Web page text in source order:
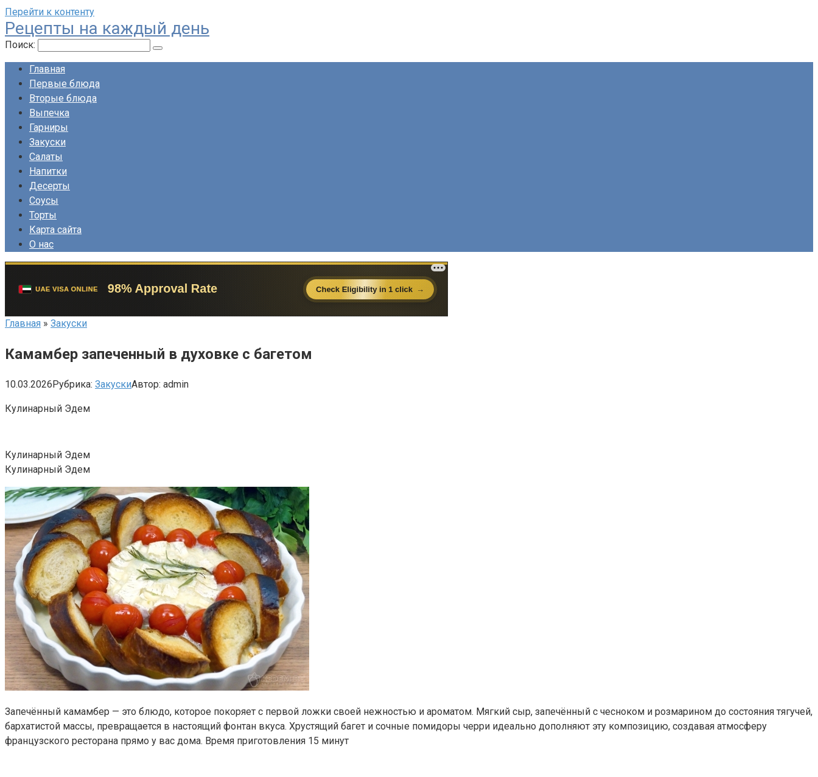
Перейти к контенту
Рецепты на каждый день
Поиск:
Главная
Первые блюда
Вторые блюда
Выпечка
Гарниры
Закуски
Салаты
Напитки
Десерты
Соусы
Торты
Карта сайта
О нас
Главная » Закуски
Камамбер запеченный в духовке с багетом
10.03.2026Рубрика: ЗакускиАвтор: admin
Кулинарный Эдем
Кулинарный Эдем
Кулинарный Эдем
Запечённый камамбер — это блюдо, которое покоряет с первой ложки своей нежностью и ароматом. Мягкий сыр, запечённый с чесноком и розмарином до состояния тягучей,
бархатистой массы, превращается в настоящий фонтан вкуса. Хрустящий багет и сочные помидоры черри идеально дополняют эту композицию, создавая атмосферу
французского ресторана прямо у вас дома. Время приготовления 15 минут